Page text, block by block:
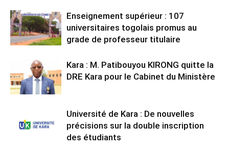
Enseignement supérieur : 107
universitaires togolais promus au
grade de professeur titulaire
Kara : M. Patibouyou KIRONG quitte la
DRE Kara pour le Cabinet du Ministère
Université de Kara : De nouvelles
précisions sur la double inscription
des étudiants